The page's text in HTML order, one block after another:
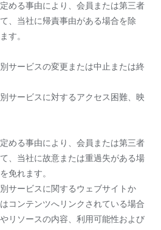
める事由により、会員または第三者
、当社に帰責事由がある場合を除
す。
サービスの変更または中止または終
サービスに対するアクセス困難、映
める事由により、会員または第三者
、当社に故意または重過失がある場
免れます。
サービスに関するウェブサイトか
コンテンツへリンクされている場合
リソースの内容、利用可能性および